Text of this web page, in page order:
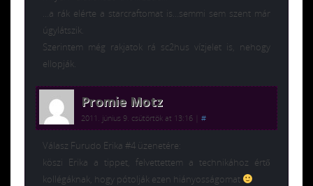
…a rák elérte a starcraftomat is…semmi sem szent már
úgylátszik.
Szerintem még rakjatok rá sc2hus vízjelet is, nehogy
ellopják.
Promie Motz
2011. június 9. csütörtök at 13:16 #
Válasz Furudo Erika #4 üzenetére:
köszi Erika a tippet, felvettettem a technikához értő
kollégáknak, hogy pótolják ezen hiányosságomat